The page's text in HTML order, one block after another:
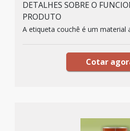
DETALHES SOBRE O
PRODUTO
A etiqueta couchê é um material
Cotar